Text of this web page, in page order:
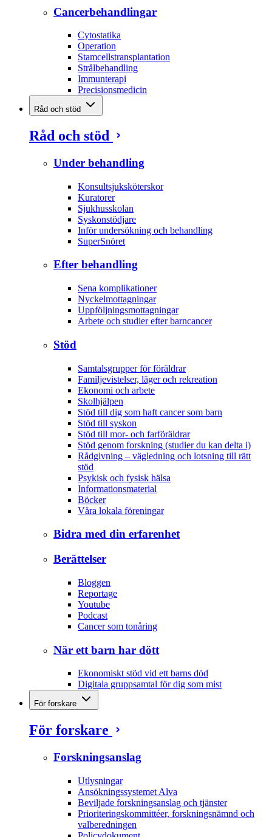
Cancerbehandlingar
Cytostatika
Operation
Stamcellstransplantation
Strålbehandling
Immunterapi
Precisionsmedicin
Råd och stöd
Råd och stöd
Under behandling
Konsultsjuksköterskor
Kuratorer
Sjukhusskolan
Syskonstödjare
Inför undersökning och behandling
SuperSnöret
Efter behandling
Sena komplikationer
Nyckelmottagningar
Uppföljningsmottagningar
Arbete och studier efter barncancer
Stöd
Samtalsgrupper för föräldrar
Familjevistelser, läger och rekreation
Ekonomi och arbete
Skolhjälpen
Stöd till dig som haft cancer som barn
Stöd till syskon
Stöd till mor- och farföräldrar
Stöd genom forskning (studier du kan delta i)
Rådgivning – vägledning och lotsning till rätt
stöd
Psykisk och fysisk hälsa
Informationsmaterial
Böcker
Våra lokala föreningar
Bidra med din erfarenhet
Berättelser
Bloggen
Reportage
Youtube
Podcast
Cancer som tonåring
När ett barn har dött
Ekonomiskt stöd vid ett barns död
Digitala gruppsamtal för dig som mist
För forskare
För forskare
Forskningsanslag
Utlysningar
Ansökningssystemet Alva
Beviljade forskningsanslag och tjänster
Prioriteringskommittéer, forskningsnämnd och
valberedningen